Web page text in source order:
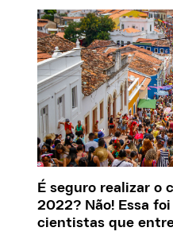
É seguro realizar o
2022? Não! Essa
cientistas que